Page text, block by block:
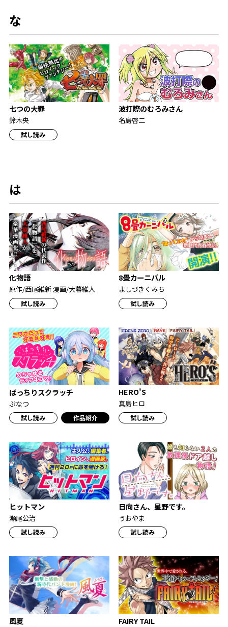
な
七つの大罪
鈴木央
試し読み
波打際のむろみさん
名島啓二
は
化物語
原作/西尾維新 漫画/大暮維人
試し読み
8畳カーニバル
よしづきくみち
試し読み
ばっちりスクラッチ
ぷなつ
試し読み 作品紹介
HERO'S
真島ヒロ
試し読み
ヒットマン
瀬尾公治
試し読み
日向さん、星野です。
うおやま
試し読み
風夏 FAIRY TAIL